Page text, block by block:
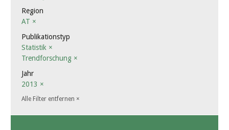
Region
AT ×
Publikationstyp
Statistik ×
Trendforschung ×
Jahr
2013 ×
Alle Filter entfernen ×